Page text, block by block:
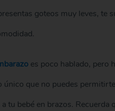
goteos muy leves, te
es poco hablado, pero
que no puedes
tu bebé en brazos.